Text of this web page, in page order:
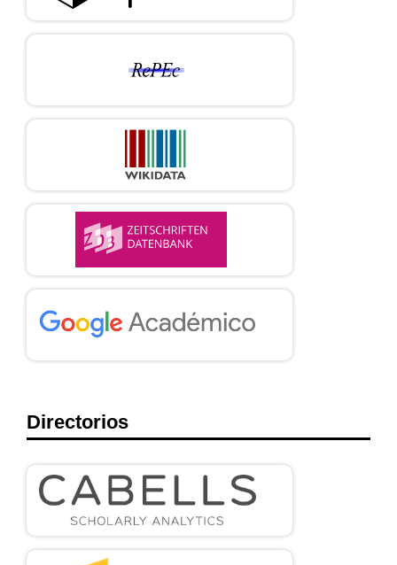
Directorios